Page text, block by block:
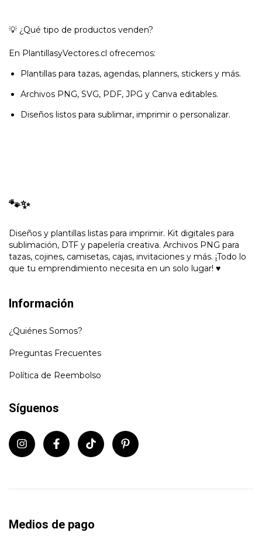
💡 ¿Qué tipo de productos venden?
En PlantillasyVectores.cl ofrecemos:
Plantillas para tazas, agendas, planners, stickers y más.
Archivos PNG, SVG, PDF, JPG y Canva editables.
Diseños listos para sublimar, imprimir o personalizar.
🐾✨
Diseños y plantillas listas para imprimir. Kit digitales para
sublimación, DTF y papelería creativa. Archivos PNG para
tazas, cojines, camisetas, cajas, invitaciones y más. ¡Todo lo
que tu emprendimiento necesita en un solo lugar! ♥
Información
¿Quiénes Somos?
Preguntas Frecuentes
Política de Reembolso
Síguenos
Medios de pago